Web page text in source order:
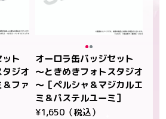
ト
ジオ
ファ
オーロラ缶バッジセット
～ときめきフォトスタジオ
～［ペルシャ＆マジカルエ
ミ＆パステルユーミ］
¥1,650（税込）